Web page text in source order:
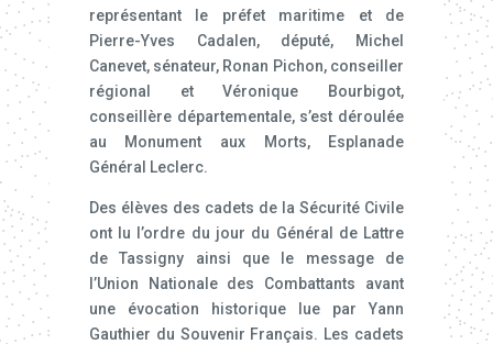
représentant le préfet maritime et de
Pierre-Yves Cadalen, député, Michel
Canevet, sénateur, Ronan Pichon, conseiller
régional et Véronique Bourbigot,
conseillère départementale, s’est déroulée
au Monument aux Morts, Esplanade
Général Leclerc.
Des élèves des cadets de la Sécurité Civile
ont lu l’ordre du jour du Général de Lattre
de Tassigny ainsi que le message de
l’Union Nationale des Combattants avant
une évocation historique lue par Yann
Gauthier du Souvenir Français. Les cadets